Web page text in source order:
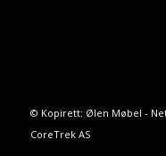
© Kopirett: Ølen Møbel -
CoreTrek AS